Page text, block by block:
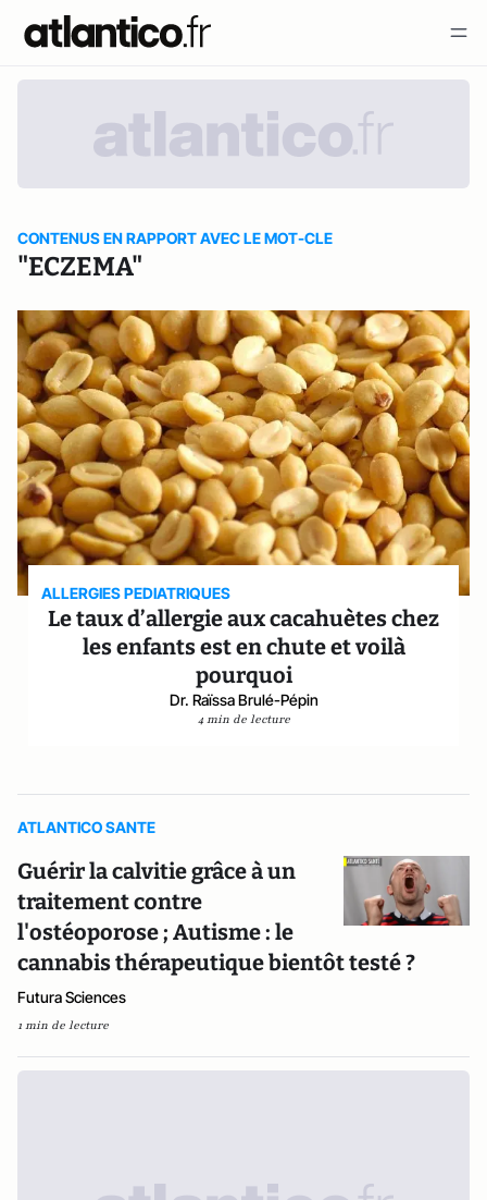
CONTENUS EN RAPPORT AVEC LE MOT-CLE
"ECZEMA"
ALLERGIES PEDIATRIQUES
Le taux d’allergie aux cacahuètes chez
les enfants est en chute et voilà
pourquoi
Dr. Raïssa Brulé-Pépin
4 min de lecture
ATLANTICO SANTE
Guérir la calvitie grâce à un
traitement contre
l'ostéoporose ; Autisme : le
cannabis thérapeutique bientôt testé ?
Futura Sciences
1 min de lecture